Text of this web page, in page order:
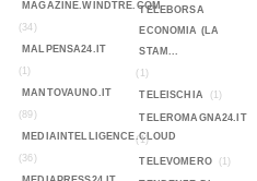
MAGAZINE.WINDTRE.COM
(34)
MALPENSA24.IT
(1)
MANTOVAUNO.IT
(89)
MEDIAINTELLIGENCE.CLOUD
(36)
TELEBORSA
ECONOMIA (LA
STAM...
(1)
TELEISCHIA
(1)
TELEROMAGNA24.IT
(1)
TELEVOMERO
(1)